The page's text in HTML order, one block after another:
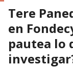
Tere
en
pautea lo